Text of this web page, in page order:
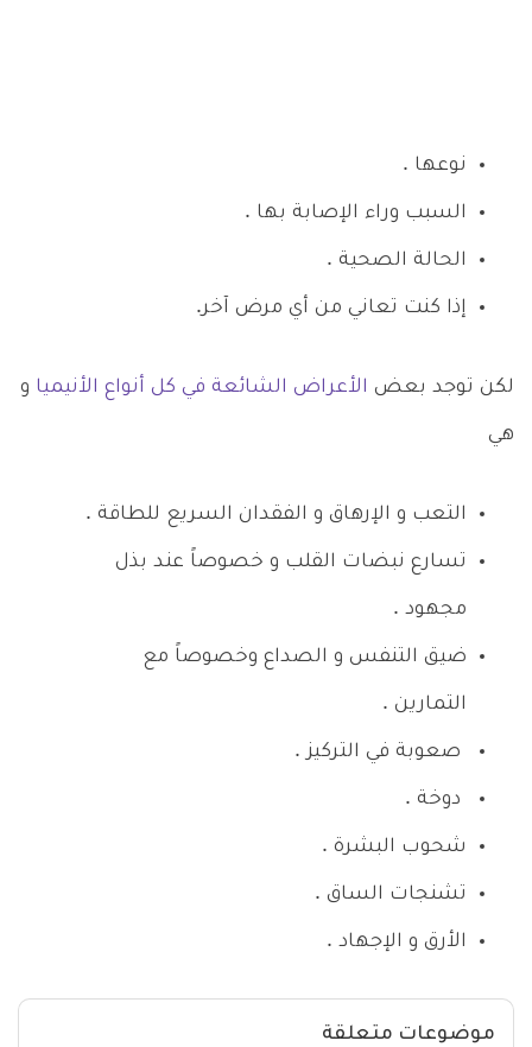
نوعها .
السبب وراء الإصابة بها .
الحالة الصحية .
إذا كنت تعاني من أي مرض آخر.
لكن توجد بعض الأعراض الشائعة في كل أنواع الأنيميا و
هي
التعب و الإرهاق و الفقدان السريع للطاقة .
تسارع نبضات القلب و خصوصاً عند بذل
مجهود .
ضيق التنفس و الصداع وخصوصاً مع
التمارين .
صعوبة في التركيز .
دوخة .
شحوب البشرة .
تشنجات الساق .
الأرق و الإجهاد .
موضوعات متعلقة